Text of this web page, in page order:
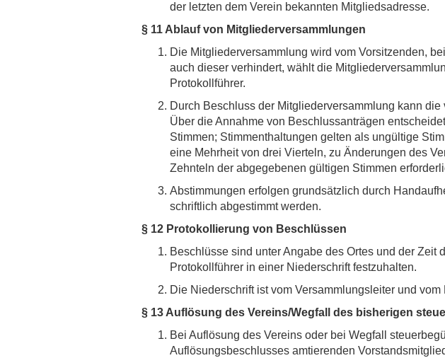
der letzten dem Verein bekannten Mitgliedsadresse.
§ 11 Ablauf von Mitgliederversammlungen
Die Mitgliederversammlung wird vom Vorsitzenden,
auch dieser verhindert, wählt die
Protokollführer.
Durch Beschluss der Mitgliederversammlung kann
Über die Annahme von Beschlussanträgen
Stimmen; Stimmenthaltungen gelten als ungültige
eine Mehrheit von drei Vierteln, zu Änderungen des
Zehnteln der abgegebenen gültigen Stimmen
Abstimmungen erfolgen grundsätzlich durch
schriftlich abgestimmt werden.
§ 12 Protokollierung von Beschlüssen
Beschlüsse sind unter Angabe des Ortes und der
Protokollführer in einer Niederschrift festzuhalten.
Die Niederschrift ist vom Versammlungsleiter und
§ 13 Auflösung des Vereins/Wegfall des bisherigen
Bei Auflösung des Vereins oder bei Wegfall
Auflösungsbeschlusses amtierenden